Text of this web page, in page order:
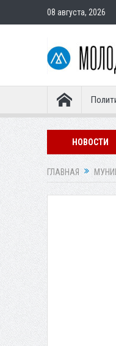
08 августа, 2026
НОВОСТИ
«Динамо»
ГЛАВНАЯ